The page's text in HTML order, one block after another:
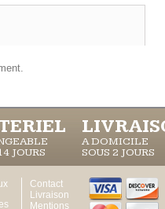
JOURS
A DOMICILE
SOUS 2 JOURS
Contact
Livraison
Mentions